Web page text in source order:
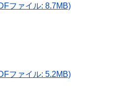
ファイル: 8.7MB)
ファイル: 5.2MB)